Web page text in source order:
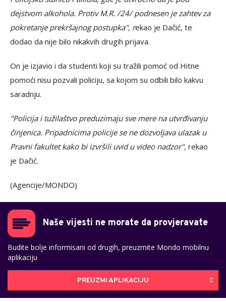
dejstvom alkohola. Protiv M.R. /24/ podnesen je zahtev za
pokretanje prekršajnog postupka", rekao je Dačić, te
dodao da nije bilo nikakvih drugih prijava.
On je izjavio i da studenti koji su tražili pomoć od Hitne
pomoći nisu pozvali policiju, sa kojom su odbili bilo kakvu
saradnju.
"Policija i tužilaštvo preduzimaju sve mere na utvrđivanju
činjenica. Pripadnicima policije se ne dozvoljava ulazak u
Pravni fakultet kako bi izvršili uvid u video nadzor", rekao
je Dačić.
(Agencije/MONDO)
Naše vijesti ne morate da provjeravate
Budite bolje informisani od drugih, preuzmite Mondo mobilnu
aplikaciju
PREUZMI APLIKACIJU